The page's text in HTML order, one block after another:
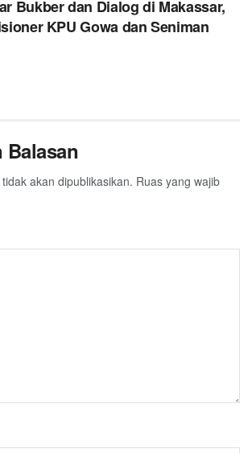
Bukber dan Dialog di Makassar,
KPU Gowa dan Seniman
akan dipublikasikan. Ruas yang wajib